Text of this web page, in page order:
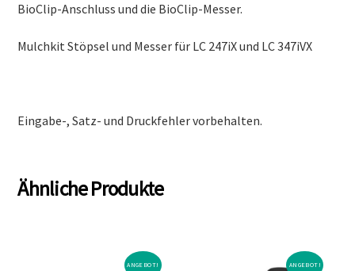
BioClip-Anschluss und die BioClip-Messer.
Mulchkit Stöpsel und Messer für LC 247iX und LC 347iVX
Eingabe-, Satz- und Druckfehler vorbehalten.
Ähnliche Produkte
ANGEBOT! ANGEBOT!